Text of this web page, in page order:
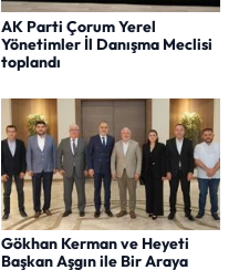
AK Parti Çorum Yerel
Yönetimler İl Danışma Meclisi
toplandı
Gökhan Kerman ve Heyeti
Başkan Aşgın ile Bir Araya